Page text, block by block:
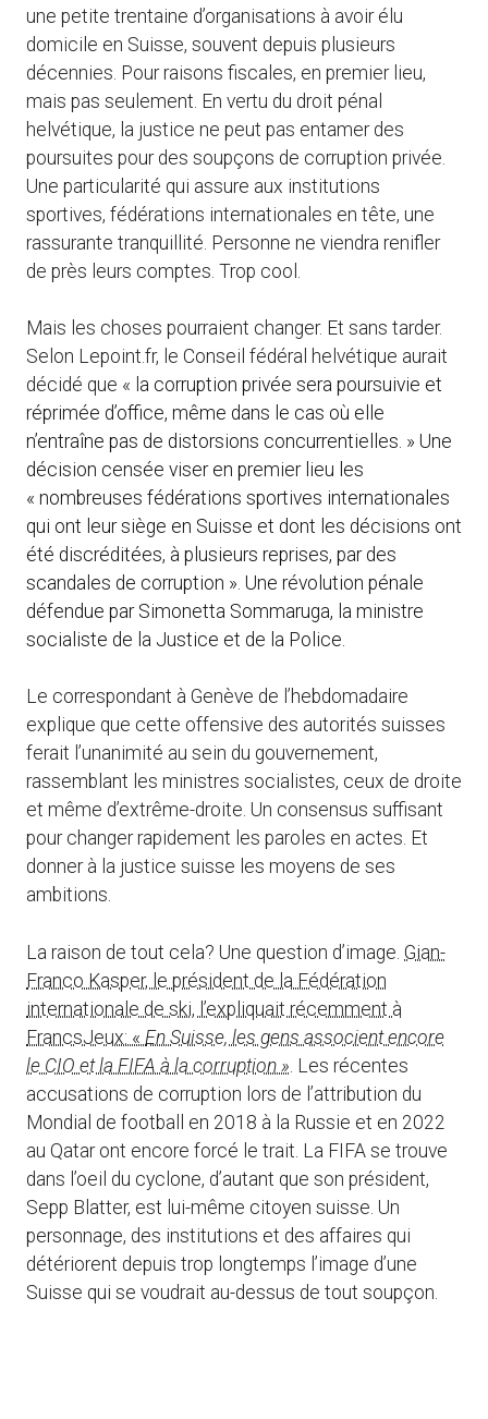
une petite trentaine d’organisations à avoir élu
domicile en Suisse, souvent depuis plusieurs
décennies. Pour raisons fiscales, en premier lieu,
mais pas seulement. En vertu du droit pénal
helvétique, la justice ne peut pas entamer des
poursuites pour des soupçons de corruption privée.
Une particularité qui assure aux institutions
sportives, fédérations internationales en tête, une
rassurante tranquillité. Personne ne viendra renifler
de près leurs comptes. Trop cool.
Mais les choses pourraient changer. Et sans tarder.
Selon Lepoint.fr, le Conseil fédéral helvétique aurait
décidé que « l a corruption privée sera poursuivie et
réprimée d’office, même dans le cas où elle
n’entraîne pas de distorsions concurrentielles. » Une
décision censée viser en premier lieu les
« nombreuses fédérations sportives internationales
qui ont leur siège en Suisse et dont les décisions ont
été discréditées, à plusieurs reprises, par des
scandales de corruption ». Une révolution pénale
défendue par Simonetta Sommaruga, la ministre
socialiste de la Justice et de la Police.
Le correspondant à Genève de l’hebdomadaire
explique que cette offensive des autorités suisses
ferait l’unanimité au sein du gouvernement,
rassemblant les ministres socialistes, ceux de droite
et même d’extrême-droite. Un consensus suffisant
pour changer rapidement les paroles en actes. Et
donner à la justice suisse les moyens de ses
ambitions.
La raison de tout cela? Une question d’image. Gian-
Franco Kasper, le président de la Fédération
internationale de ski, l’expliquait récemment à
FrancsJeux: « En Suisse, les gens associent encore
le CIO et la FIFA à la corruption » . Les récentes
accusations de corruption lors de l’attribution du
Mondial de football en 2018 à la Russie et en 2022
au Qatar ont encore forcé le trait. La FIFA se trouve
dans l’oeil du cyclone, d’autant que son président,
Sepp Blatter, est lui-même citoyen suisse. Un
personnage, des institutions et des affaires qui
détériorent depuis trop longtemps l’image d’une
Suisse qui se voudrait au-dessus de tout soupçon.